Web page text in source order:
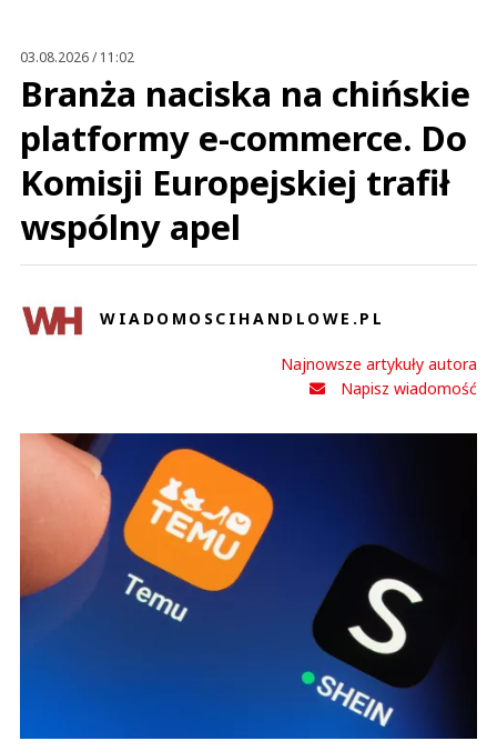
03.08.2026 / 11:02
Branża naciska na chińskie
platformy e-commerce. Do
Komisji Europejskiej trafił
wspólny apel
WIADOMOSCIHANDLOWE.PL
Najnowsze artykuły autora
Napisz wiadomość